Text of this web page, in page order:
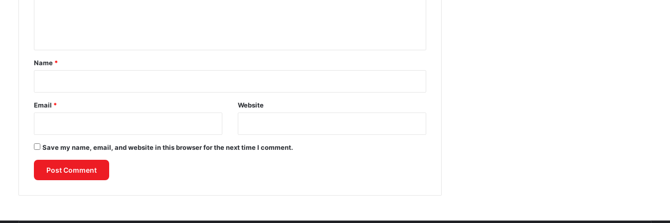
रेस हुई बेहद रोमांचक
और करियर पर बड़ा खतरा
CSK vs KKR मैच में कौन मारेगा बाजी जानिए
*
Name *
Email * Website
Save my name, email, and website in this browser for the next time I comment.